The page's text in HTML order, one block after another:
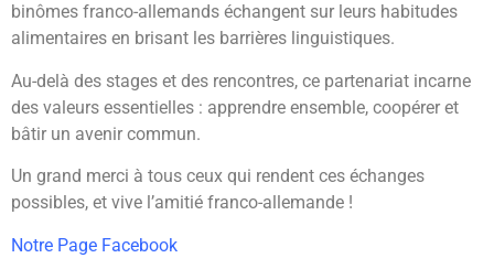
binômes franco-allemands échangent sur leurs habitudes
alimentaires en brisant les barrières linguistiques.
Au-delà des stages et des rencontres, ce partenariat incarne
des valeurs essentielles : apprendre ensemble, coopérer et
bâtir un avenir commun.
Un grand merci à tous ceux qui rendent ces échanges
possibles, et vive l’amitié franco-allemande !
Notre Page Facebook